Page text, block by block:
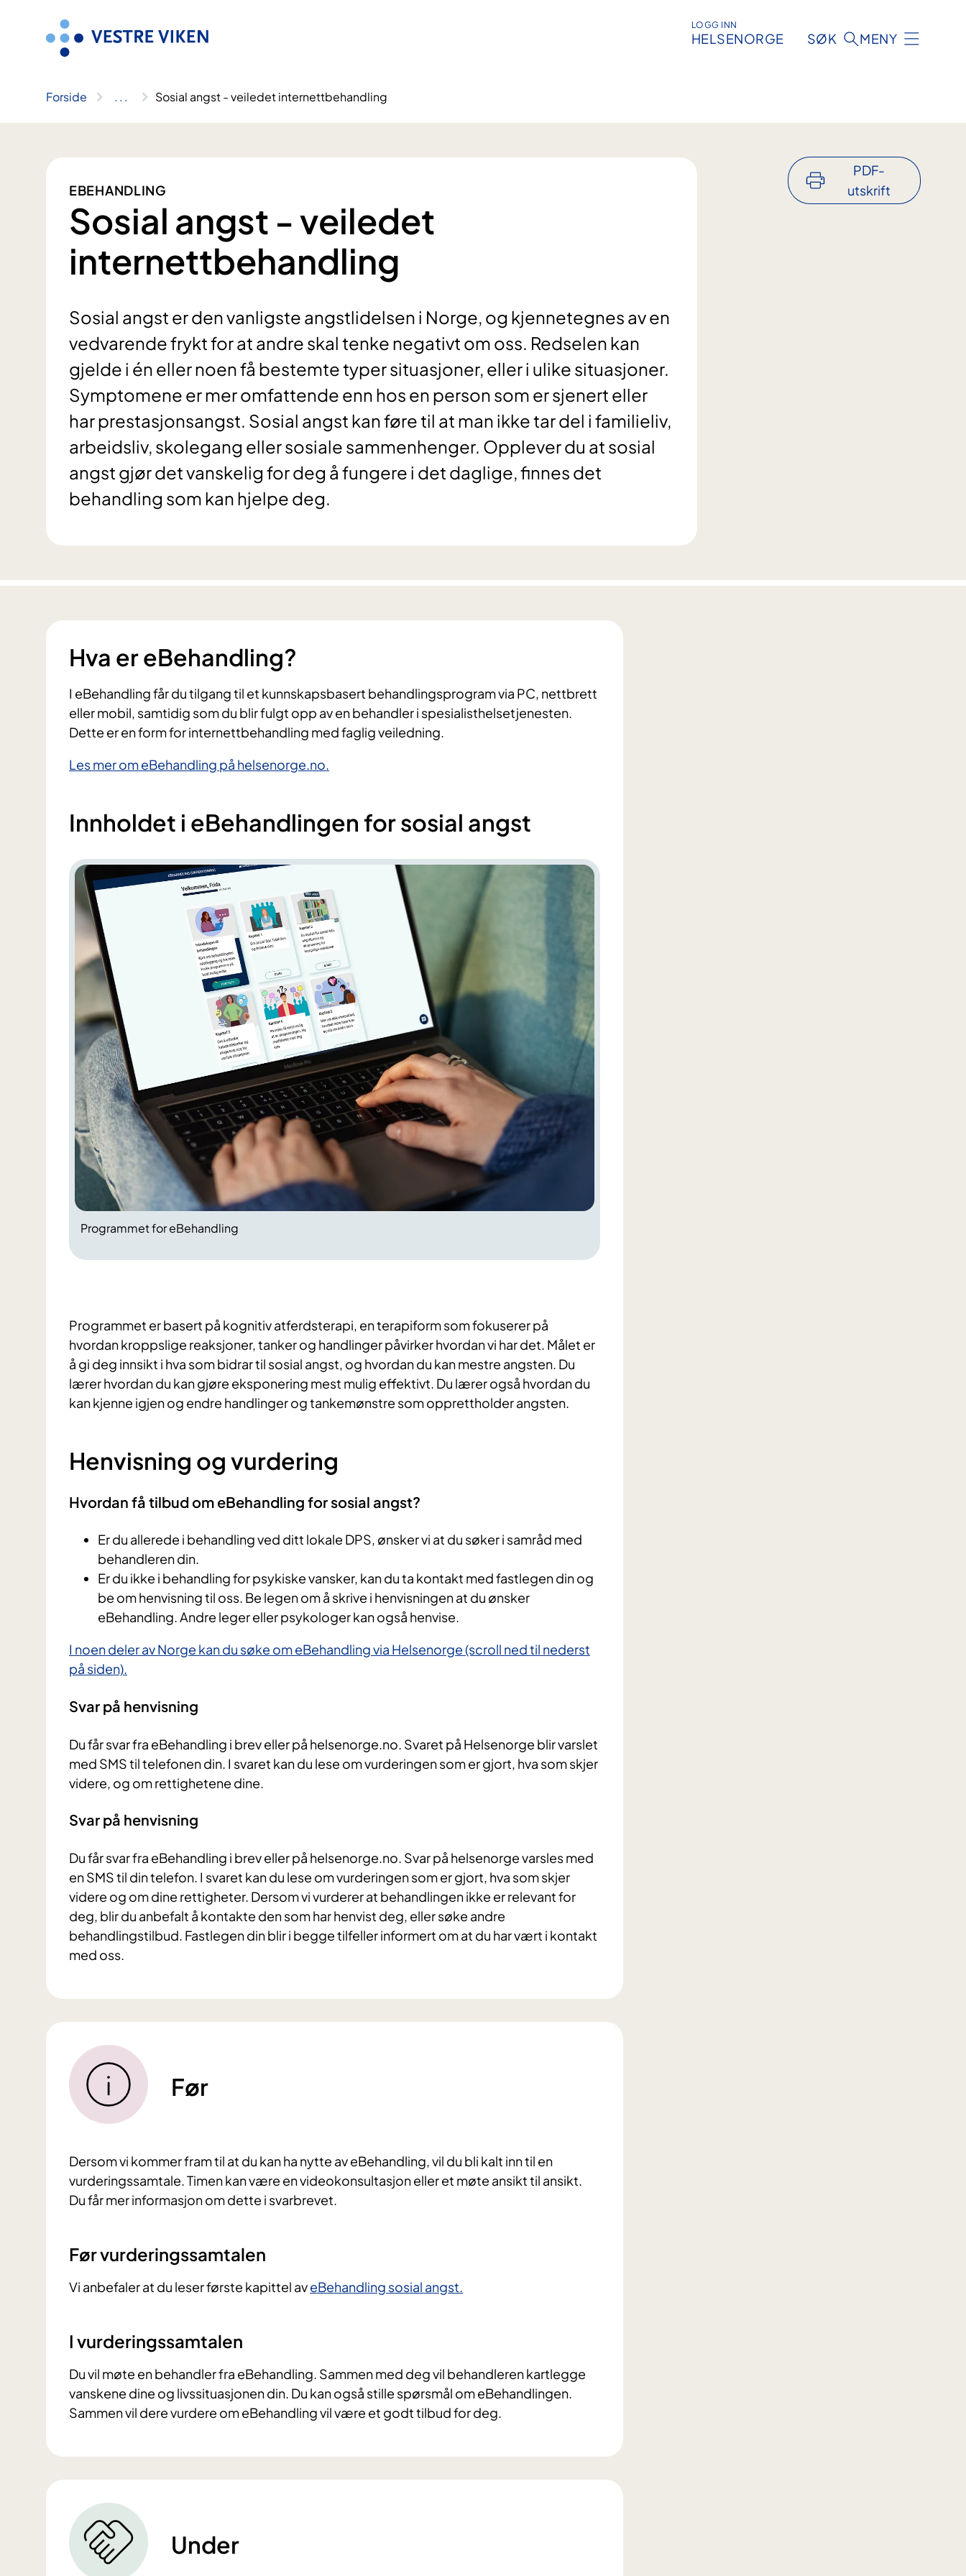
LOGG INN
HELSENORGE SØK MENY
Forside .. . Sosial angst - veiledet internettbehandling
EBEHANDLING
Sosial angst - veiledet
internettbehandling
Sosial angst er den vanligste angstlidelsen i Norge, og kjennetegnes av en
vedvarende frykt for at andre skal tenke negativt om oss. Redselen kan
gjelde i én eller noen få bestemte typer situasjoner, eller i ulike situasjoner.
Symptomene er mer omfattende enn hos en person som er sjenert eller
har prestasjonsangst. Sosial angst kan føre til at man ikke tar del i familieliv,
arbeidsliv, skolegang eller sosiale sammenhenger. Opplever du at sosial
angst gjør det vanskelig for deg å fungere i det daglige, finnes det
behandling som kan hjelpe deg.
PDF-
utskrift
Hva er eBehandling?
I eBehandling får du tilgang til et kunnskapsbasert behandlingsprogram via PC, nettbrett
eller mobil, samtidig som du blir fulgt opp av en behandler i spesialisthelsetjenesten.
Dette er en form for internettbehandling med faglig veiledning.
Les mer om eBehandling på helsenorge.no.
Innholdet i eBehandlingen for sosial angst
Programmet for eBehandling
Programmet er basert på kognitiv atferdsterapi, en terapiform som fokuserer på
hvordan kroppslige reaksjoner, tanker og handlinger påvirker hvordan vi har det. Målet er
å gi deg innsikt i hva som bidrar til sosial angst, og hvordan du kan mestre angsten. Du
lærer hvordan du kan gjøre eksponering mest mulig effektivt. Du lærer også hvordan du
kan kjenne igjen og endre handlinger og tankemønstre som opprettholder angsten.
Henvisning og vurdering
Hvordan få tilbud om eBehandling for sosial angst?
Er du allerede i behandling ved ditt lokale DPS, ønsker vi at du søker i samråd med
behandleren din.
Er du ikke i behandling for psykiske vansker, kan du ta kontakt med fastlegen din og
be om henvisning til oss. Be legen om å skrive i henvisningen at du ønsker
eBehandling. Andre leger eller psykologer kan også henvise.
I noen deler av Norge kan du søke om eBehandling via Helsenorge (scroll ned til nederst
på siden).
Svar på henvisning
Du får svar fra eBehandling i brev eller på helsenorge.no. Svaret på Helsenorge blir varslet
med SMS til telefonen din. I svaret kan du lese om vurderingen som er gjort, hva som skjer
videre, og om rettighetene dine.
Svar på henvisning
Du får svar fra eBehandling i brev eller på helsenorge.no. Svar på helsenorge varsles med
en SMS til din telefon. I svaret kan du lese om vurderingen som er gjort, hva som skjer
videre og om dine rettigheter. Dersom vi vurderer at behandlingen ikke er relevant for
deg, blir du anbefalt å kontakte den som har henvist deg, eller søke andre
behandlingstilbud. Fastlegen din blir i begge tilfeller informert om at du har vært i kontakt
med oss.
Før
Dersom vi kommer fram til at du kan ha nytte av eBehandling, vil du bli kalt inn til en
vurderingssamtale. Timen kan være en videokonsultasjon eller et møte ansikt til ansikt.
Du får mer informasjon om dette i svarbrevet.
Før vurderingssamtalen
Vi anbefaler at du leser første kapittel aveBehandling sosial angst.
I vurderingssamtalen
Du vil møte en behandler fra eBehandling. Sammen med deg vil behandleren kartlegge
vanskene dine og livssituasjonen din. Du kan også stille spørsmål om eBehandlingen.
Sammen vil dere vurdere om eBehandling vil være et godt tilbud for deg.
Under